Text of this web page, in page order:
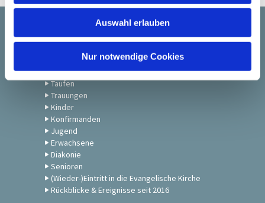
Auswahl erlauben
Nur notwendige Cookies
Startseite
Gemeindeleben
Taufen
Trauungen
Kinder
Konfirmanden
Jugend
Erwachsene
Diakonie
Senioren
(Wieder-)Eintritt in die Evangelische Kirche
Rückblicke & Ereignisse seit 2016